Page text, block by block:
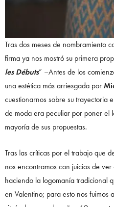
Tras dos meses de nombramiento
firma ya nos mostró su primera
les Débuts” –Antes de los
una estética más arriesgada por
cuestionarnos sobre su trayectoria
de moda era peculiar por poner el
mayoría de sus propuestas.
Tras las críticas por el trabajo que
nos encontramos con juicios de ver
haciendo la logomanía tradicional
en Valentino; para esto nos fuimos